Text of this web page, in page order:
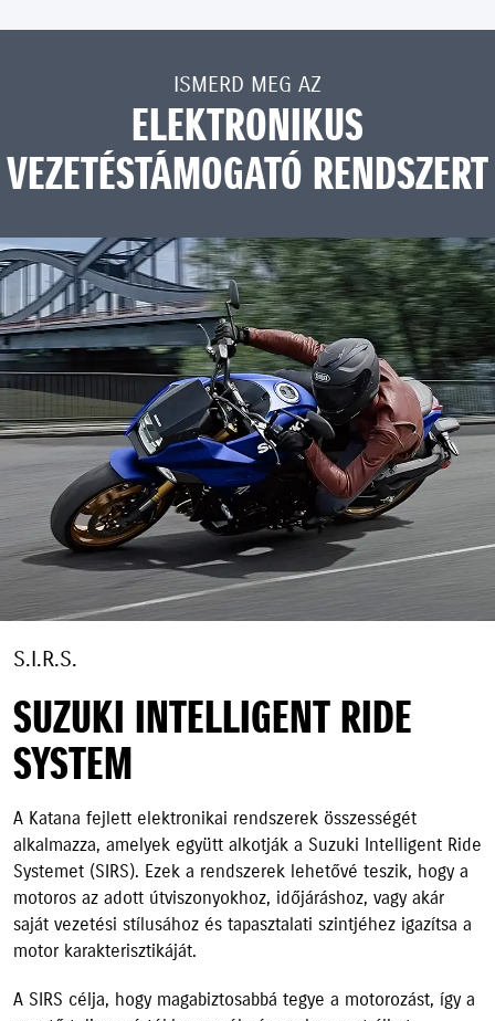
ISMERD MEG AZ
ELEKTRONIKUS
VEZETÉSTÁMOGATÓ RENDSZERT
S.I.R.S.
SUZUKI INTELLIGENT RIDE
SYSTEM
A Katana fejlett elektronikai rendszerek összességét
alkalmazza, amelyek együtt alkotják a Suzuki Intelligent Ride
Systemet (SIRS). Ezek a rendszerek lehetővé teszik, hogy a
motoros az adott útviszonyokhoz, időjáráshoz, vagy akár
saját vezetési stílusához és tapasztalati szintjéhez igazítsa a
motor karakterisztikáját.
A SIRS célja, hogy magabiztosabbá tegye a motorozást, így a